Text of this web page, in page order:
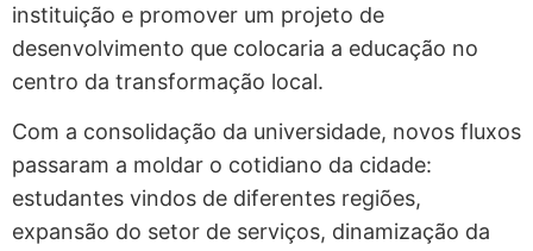
instituição e promover um projeto de
desenvolvimento que colocaria a educação no
centro da transformação local.
Com a consolidação da universidade, novos fluxos
passaram a moldar o cotidiano da cidade:
estudantes vindos de diferentes regiões,
expansão do setor de serviços, dinamização da